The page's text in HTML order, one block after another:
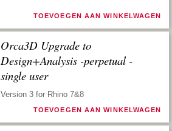
TOEVOEGEN AAN WINKELWAGEN
Orca3D Upgrade to
Design+Analysis -perpetual -
single user
Version 3 for Rhino 7&8
TOEVOEGEN AAN WINKELWAGEN